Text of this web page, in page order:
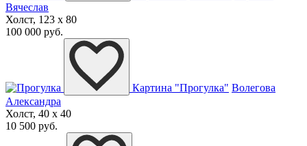
Вячеслав
Холст, 123 x 80
100 000 руб.
Картина "Прогулка" Волегова
Александра
Холст, 40 x 40
10 500 руб.